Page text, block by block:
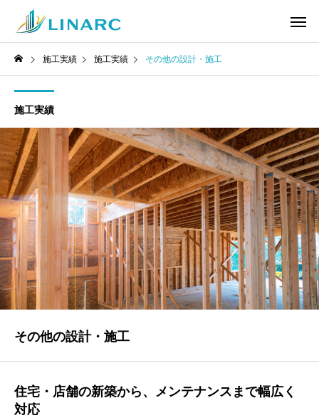
施工実績 施工実績 その他の設計・施工
施工実績
その他の設計・施工
住宅・店舗の新築から、メンテナンスまで幅広く
対応